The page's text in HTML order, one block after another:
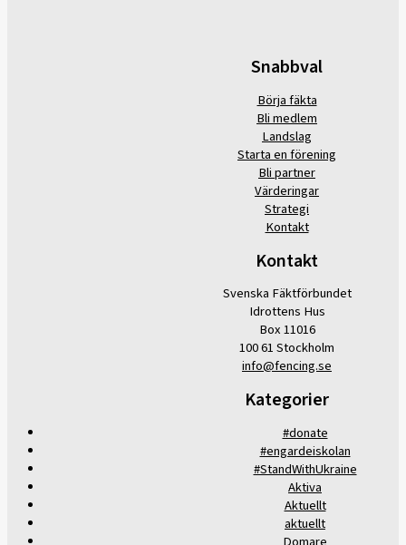
Snabbval
Börja fäkta
Bli medlem
Landslag
Starta en förening
Bli partner
Värderingar
Strategi
Kontakt
Kontakt
Svenska Fäktförbundet
Idrottens Hus
Box 11016
100 61 Stockholm
info@fencing.se
Kategorier
#donate
#engardeiskolan
#StandWithUkraine
Aktiva
Aktuellt
aktuellt